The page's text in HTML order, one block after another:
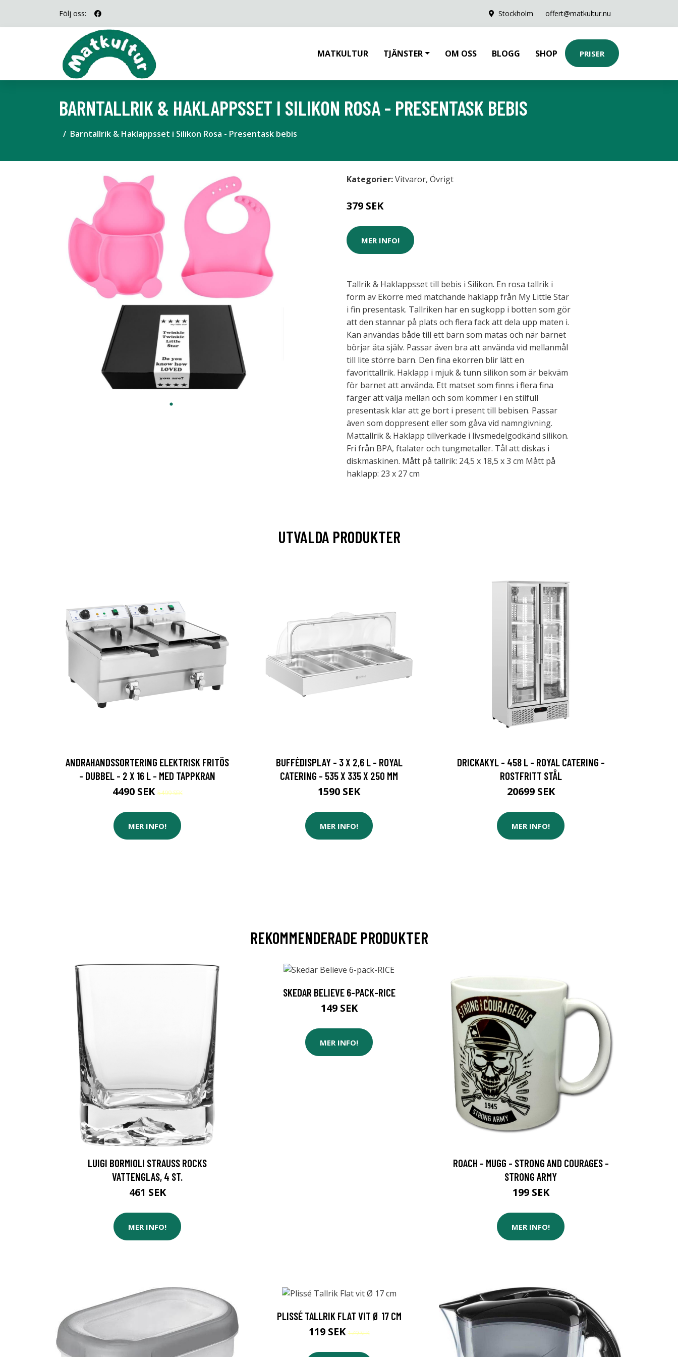
Följ oss: Stockholm offert@matkultur.nu
MATKULTUR TJÄNSTER OM OSS BLOGG SHOP PRISER
BARNTALLRIK & HAKLAPPSSET I SILIKON ROSA - PRESENTASK BEBIS
Barntallrik & Haklappsset i Silikon Rosa - Presentask bebis
Kategorier:Vitvaror, Övrigt
379 SEK
MER INFO!
Tallrik & Haklappsset till bebis i Silikon. En rosa tallrik i
form av Ekorre med matchande haklapp från My Little Star
i fin presentask. Tallriken har en sugkopp i botten som gör
att den stannar på plats och flera fack att dela upp maten i.
Kan användas både till ett barn som matas och när barnet
börjar äta själv. Passar även bra att använda vid mellanmål
till lite större barn. Den fina ekorren blir lätt en
favorittallrik. Haklapp i mjuk & tunn silikon som är bekväm
för barnet att använda. Ett matset som finns i flera fina
färger att välja mellan och som kommer i en stilfull
presentask klar att ge bort i present till bebisen. Passar
även som doppresent eller som gåva vid namngivning.
Mattallrik & Haklapp tillverkade i livsmedelgodkänd silikon.
Fri från BPA, ftalater och tungmetaller. Tål att diskas i
diskmaskinen. Mått på tallrik: 24,5 x 18,5 x 3 cm Mått på
haklapp: 23 x 27 cm
UTVALDA PRODUKTER
ANDRAHANDSSORTERING ELEKTRISK FRITÖS
- DUBBEL - 2 X 16 L - MED TAPPKRAN
4490 SEK5499 SEK
MER INFO!
BUFFÉDISPLAY - 3 X 2,6 L - ROYAL
CATERING - 535 X 335 X 250 MM
1590 SEK
MER INFO!
DRICKAKYL - 458 L - ROYAL CATERING -
ROSTFRITT STÅL
20699 SEK
MER INFO!
REKOMMENDERADE PRODUKTER
LUIGI BORMIOLI STRAUSS ROCKS
VATTENGLAS, 4 ST.
461 SEK
MER INFO!
SKEDAR BELIEVE 6-PACK-RICE
149 SEK
MER INFO!
ROACH - MUGG - STRONG AND COURAGES -
STRONG ARMY
199 SEK
MER INFO!
PLISSÉ TALLRIK FLAT VIT Ø 17 CM
119 SEK179 SEK